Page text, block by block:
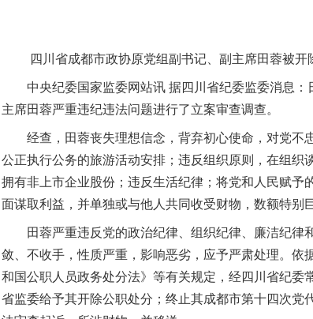
四川省成都市政协原党组副书记、副主席田蓉被开
中央纪委国家监委网站讯 据四川省纪委监委消息：
主席田蓉严重违纪违法问题进行了立案审查调查。
经查，田蓉丧失理想信念，背弃初心使命，对党不
公正执行公务的旅游活动安排；违反组织原则，在组
拥有非上市企业股份；违反生活纪律；将党和人民赋
面谋取利益，并单独或与他人共同收受财物，数额特别
田蓉严重违反党的政治纪律、组织纪律、廉洁纪律
敛、不收手，性质严重，影响恶劣，应予严肃处理。
和国公职人员政务处分法》等有关规定，经四川省纪委
省监委给予其开除公职处分；终止其成都市第十四次
网上购药对药下症？
这是一记警钟！